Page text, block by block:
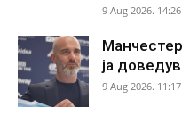
9 Aug 2026. 14:26
ја
9 Aug 2026. 11:17